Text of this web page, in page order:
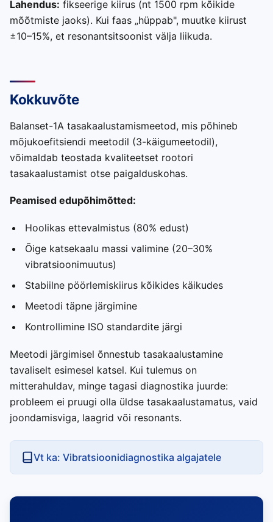
Lahendus: fikseerige kiirus (nt 1500 rpm kõikide
mõõtmiste jaoks). Kui faas „hüppab", muutke kiirust
±10–15%, et resonantsitsoonist välja liikuda.
Kokkuvõte
Balanset-1A tasakaalustamismeetod, mis põhineb
mõjukoefitsiendi meetodil (3-käigumeetodil),
võimaldab teostada kvaliteetset rootori
tasakaalustamist otse paigalduskohas.
Peamised edupõhimõtted:
Hoolikas ettevalmistus (80% edust)
Õige katsekaalu massi valimine (20–30%
vibratsioonimuutus)
Stabiilne pöörlemiskiirus kõikides käikudes
Meetodi täpne järgimine
Kontrollimine ISO standardite järgi
Meetodi järgimisel õnnestub tasakaalustamine
tavaliselt esimesel katsel. Kui tulemus on
mitterahuldav, minge tagasi diagnostika juurde:
probleem ei pruugi olla üldse tasakaalustamatus, vaid
joondamisviga, laagrid või resonants.
Vt ka: Vibratsioonidiagnostika algajatele